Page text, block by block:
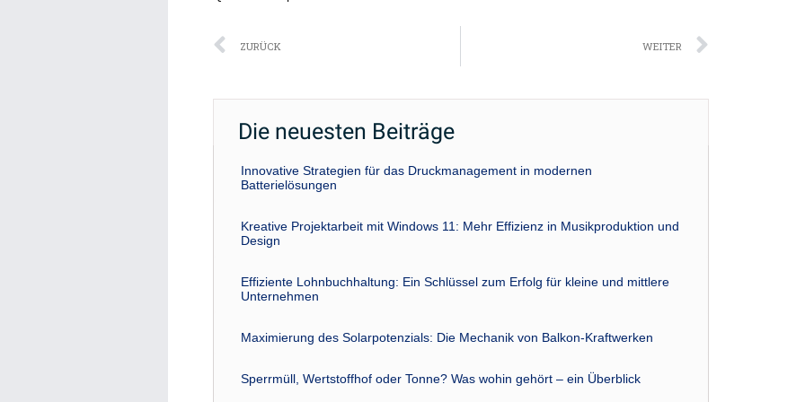
Zurück
ZURÜCK WEITER
Die neuesten Beiträge
Innovative Strategien für das Druckmanagement in modernen
Batterielösungen
Kreative Projektarbeit mit Windows 11: Mehr Effizienz in Musikproduktion und
Design
Effiziente Lohnbuchhaltung: Ein Schlüssel zum Erfolg für kleine und mittlere
Unternehmen
Maximierung des Solarpotenzials: Die Mechanik von Balkon-Kraftwerken
Sperrmüll, Wertstoffhof oder Tonne? Was wohin gehört – ein Überblick